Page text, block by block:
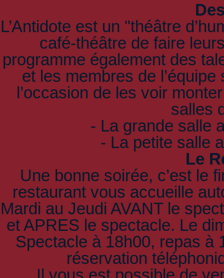
L’Antidote est un "théâtre
café-théâtre de faire
programme également des
et les membres de
l’occasion de les voir
salles
- La grande salle
- La petite salle
Le
Une bonne soirée, c’est le
restaurant vous accueille
Mardi au Jeudi AVANT le
et APRES le spectacle. Le
Spectacle à 18h00, repas à
réservation